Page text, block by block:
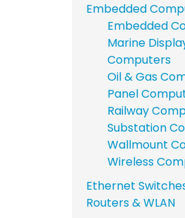
Embedded
Embedded
Marine
Computers
Oil & Gas
Panel
Railway
Substation
Wallmount
Wireless
Ethernet
Routers & WLAN